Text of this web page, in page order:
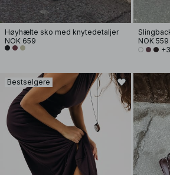
Høyhælte sko med knytedetaljer
NOK 659
NOK 559
+3
Bestselgere